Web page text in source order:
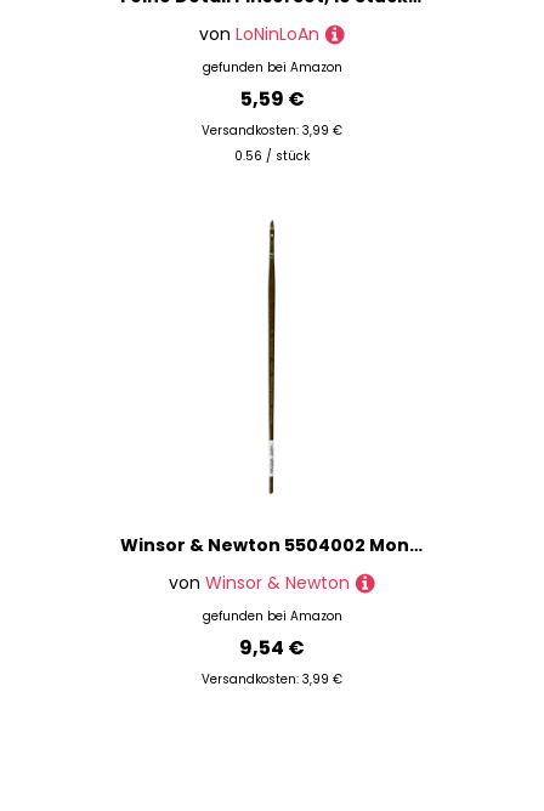
von LoNinLoAn
gefunden bei Amazon
5,59 €
Versandkosten: 3,99 €
0.56 / stück
Winsor & Newton 5504002 Monarch Pinsel - Filbertpinsel Nr. 2 - 4,5mm, professioneller Synthetikhaarpinsel für Ölfarben oder Acrylfarben
von Winsor & Newton
gefunden bei Amazon
9,54 €
Versandkosten: 3,99 €